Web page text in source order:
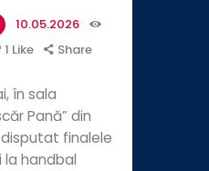
10.05.2026
1 Like Share
în sala
Pană” din
finalele
la handbal